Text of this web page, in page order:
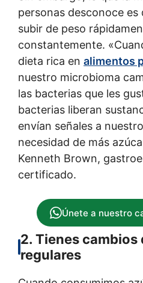
personas desconoce es
subir de peso
constantemente.
dieta rica en alimentos
nuestro microbioma
las bacterias que les
bacterias liberan
envían señales a
necesidad de más
Kenneth Brown,
certificado.
Únete a nuestro
2. Tienes cambios
regulares